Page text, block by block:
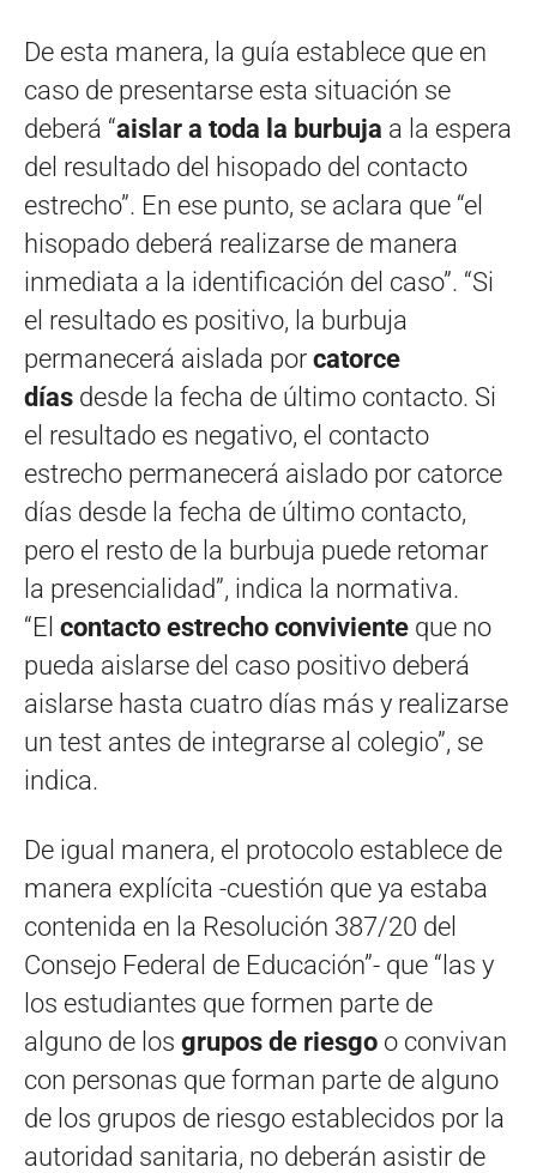
De esta manera, la guía establece que en
caso de presentarse esta situación se
deberá “aislar a toda la burbuja a la espera
del resultado del hisopado del contacto
estrecho”. En ese punto, se aclara que “el
hisopado deberá realizarse de manera
inmediata a la identificación del caso”. “Si
el resultado es positivo, la burbuja
permanecerá aislada por catorce
días desde la fecha de último contacto. Si
el resultado es negativo, el contacto
estrecho permanecerá aislado por catorce
días desde la fecha de último contacto,
pero el resto de la burbuja puede retomar
la presencialidad”, indica la normativa.
“El contacto estrecho conviviente que no
pueda aislarse del caso positivo deberá
aislarse hasta cuatro días más y realizarse
un test antes de integrarse al colegio”, se
indica.
De igual manera, el protocolo establece de
manera explícita -cuestión que ya estaba
contenida en la Resolución 387/20 del
Consejo Federal de Educación”- que “las y
los estudiantes que formen parte de
alguno de los grupos de riesgo o convivan
con personas que forman parte de alguno
de los grupos de riesgo establecidos por la
autoridad sanitaria, no deberán asistir de